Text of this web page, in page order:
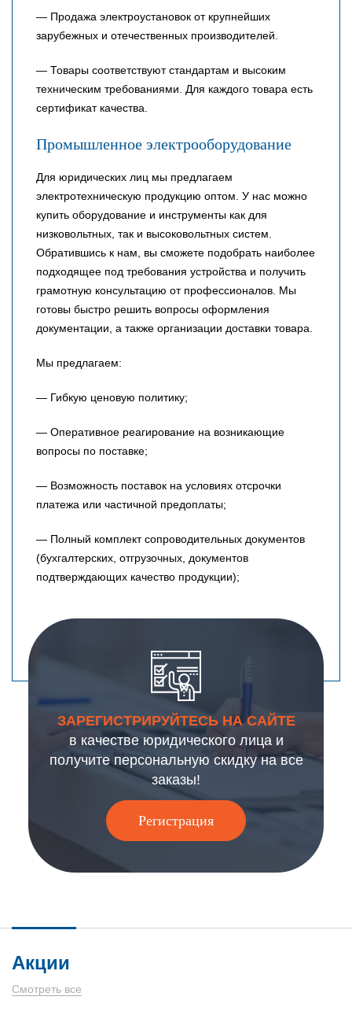
— Продажа электроустановок от крупнейших
зарубежных и отечественных производителей.
— Товары соответствуют стандартам и высоким
техническим требованиями. Для каждого товара есть
сертификат качества.
Промышленное электрооборудование
Для юридических лиц мы предлагаем
электротехническую продукцию оптом. У нас можно
купить оборудование и инструменты как для
низковольтных, так и высоковольтных систем.
Обратившись к нам, вы сможете подобрать наиболее
подходящее под требования устройства и получить
грамотную консультацию от профессионалов. Мы
готовы быстро решить вопросы оформления
документации, а также организации доставки товара.
Мы предлагаем:
— Гибкую ценовую политику;
— Оперативное реагирование на возникающие
вопросы по поставке;
— Возможность поставок на условиях отсрочки
платежа или частичной предоплаты;
— Полный комплект сопроводительных документов
(бухгалтерских, отгрузочных, документов
подтверждающих качество продукции);
ЗАРЕГИСТРИРУЙТЕСЬ НА САЙТЕ
в качестве юридического лица и
получите персональную скидку на все
заказы!
Регистрация
Акции
Смотреть все